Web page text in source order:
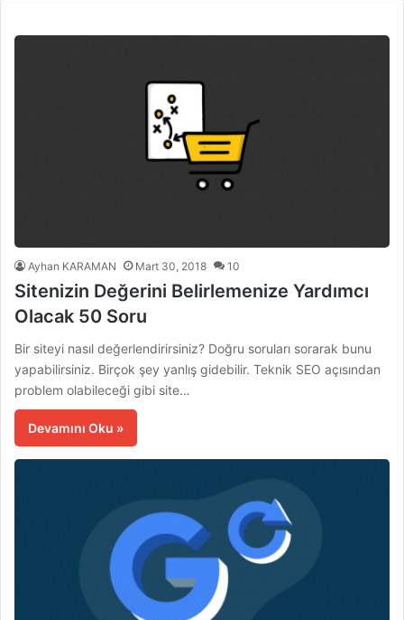
Ayhan KARAMAN Mart 30, 2018 10
Sitenizin Değerini Belirlemenize Yardımcı
Olacak 50 Soru
Bir siteyi nasıl değerlendirirsiniz? Doğru soruları sorarak bunu
yapabilirsiniz. Birçok şey yanlış gidebilir. Teknik SEO açısından
problem olabileceği gibi site…
Devamını Oku »